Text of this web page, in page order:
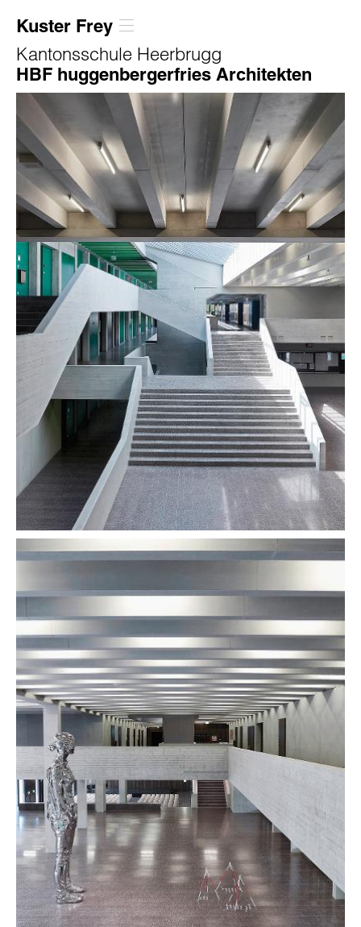
Kuster Frey
Kantonsschule Heerbrugg
HBF huggenbergerfries Architekten